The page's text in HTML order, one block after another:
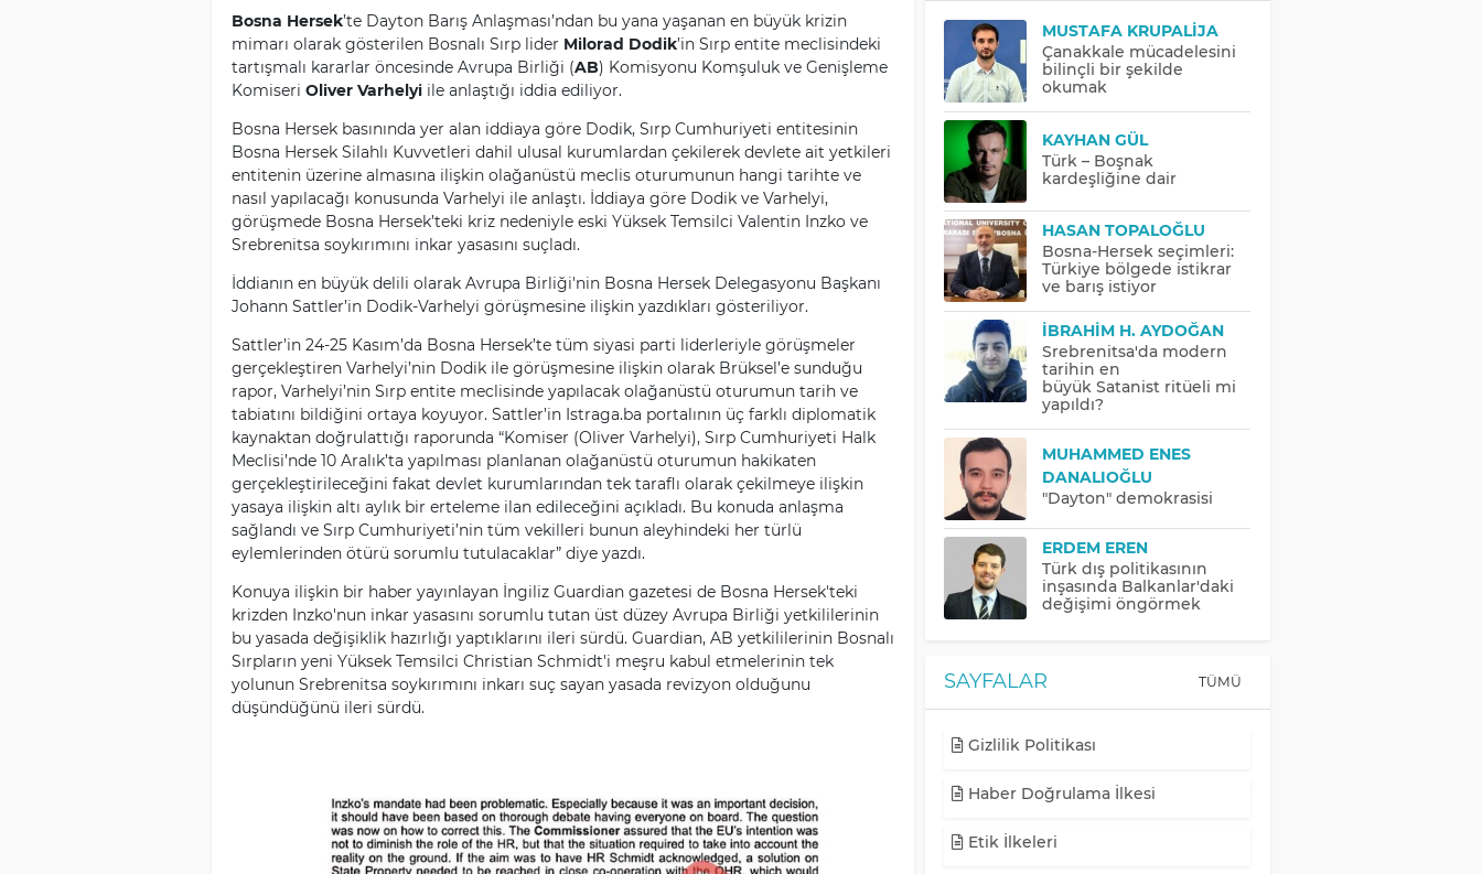
Bosna Hersek’te Dayton Barış Anlaşması’ndan bu yana yaşanan en büyük krizin
mimarı olarak gösterilen Bosnalı Sırp lider Milorad Dodik’in Sırp entite meclisindeki
tartışmalı kararlar öncesinde Avrupa Birliği (AB) Komisyonu Komşuluk ve Genişleme
Komiseri Oliver Varhelyiile anlaştığı iddia ediliyor.
Bosna Hersek basınında yer alan iddiaya göre Dodik, Sırp Cumhuriyeti entitesinin
Bosna Hersek Silahlı Kuvvetleri dahil ulusal kurumlardan çekilerek devlete ait yetkileri
entitenin üzerine almasına ilişkin olağanüstü meclis oturumunun hangi tarihte ve
nasıl yapılacağı konusunda Varhelyi ile anlaştı. İddiaya göre Dodik ve Varhelyi,
görüşmede Bosna Hersek’teki kriz nedeniyle eski Yüksek Temsilci Valentin Inzko ve
Srebrenitsa soykırımını inkar yasasını suçladı.
İddianın en büyük delili olarak Avrupa Birliği'nin Bosna Hersek Delegasyonu Başkanı
Johann Sattler’in Dodik-Varhelyi görüşmesine ilişkin yazdıkları gösteriliyor.
Sattler’in 24-25 Kasım’da Bosna Hersek’te tüm siyasi parti liderleriyle görüşmeler
gerçekleştiren Varhelyi’nin Dodik ile görüşmesine ilişkin olarak Brüksel’e sunduğu
rapor, Varhelyi’nin Sırp entite meclisinde yapılacak olağanüstü oturumun tarih ve
tabiatını bildiğini ortaya koyuyor. Sattler’in Istraga.ba portalının üç farklı diplomatik
kaynaktan doğrulattığı raporunda “Komiser (Oliver Varhelyi), Sırp Cumhuriyeti Halk
Meclisi’nde 10 Aralık’ta yapılması planlanan olağanüstü oturumun hakikaten
gerçekleştirileceğini fakat devlet kurumlarından tek taraflı olarak çekilmeye ilişkin
yasaya ilişkin altı aylık bir erteleme ilan edileceğini açıkladı. Bu konuda anlaşma
sağlandı ve Sırp Cumhuriyeti’nin tüm vekilleri bunun aleyhindeki her türlü
eylemlerinden ötürü sorumlu tutulacaklar” diye yazdı.
Konuya ilişkin bir haber yayınlayan İngiliz Guardian gazetesi de Bosna Hersek'teki
krizden Inzko'nun inkar yasasını sorumlu tutan üst düzey Avrupa Birliği yetkililerinin
bu yasada değişiklik hazırlığı yaptıklarını ileri sürdü. Guardian, AB yetkililerinin Bosnalı
Sırpların yeni Yüksek Temsilci Christian Schmidt'i meşru kabul etmelerinin tek
yolunun Srebrenitsa soykırımını inkarı suç sayan yasada revizyon olduğunu
düşündüğünü ileri sürdü.
MUSTAFA KRUPALIJA
Çanakkale mücadelesini
bilinçli bir şekilde
okumak
KAYHAN GÜL
Türk – Boşnak
kardeşliğine dair
HASAN TOPALOĞLU
Bosna-Hersek seçimleri:
Türkiye bölgede istikrar
ve barış istiyor
İBRAHIM H. AYDOĞAN
Srebrenitsa'da modern
tarihin en
büyük Satanist ritüeli mi
yapıldı?
MUHAMMED ENES
DANALIOĞLU
"Dayton" demokrasisi
ERDEM EREN
Türk dış politikasının
inşasında Balkanlar'daki
değişimi öngörmek
SAYFALAR TÜMÜ
Gizlilik Politikası
Haber Doğrulama İlkesi
Etik İlkeleri